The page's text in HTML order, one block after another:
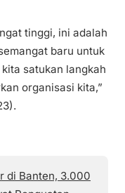
tinggi, ini adalah
baru untuk
satukan langkah
organisasi kita,”
di Banten, 3.000